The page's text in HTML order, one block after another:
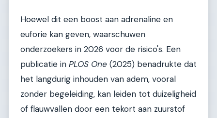
Hoewel dit een boost aan adrenaline en
euforie kan geven, waarschuwen
onderzoekers in 2026 voor de risico's. Een
publicatie in PLOS One (2025) benadrukte dat
het langdurig inhouden van adem, vooral
zonder begeleiding, kan leiden tot duizeligheid
of flauwvallen door een tekort aan zuurstof